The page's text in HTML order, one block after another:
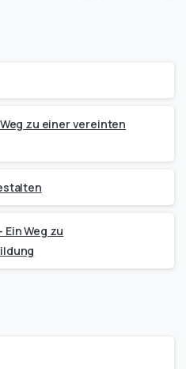
zu einer vereinten
Weg zu